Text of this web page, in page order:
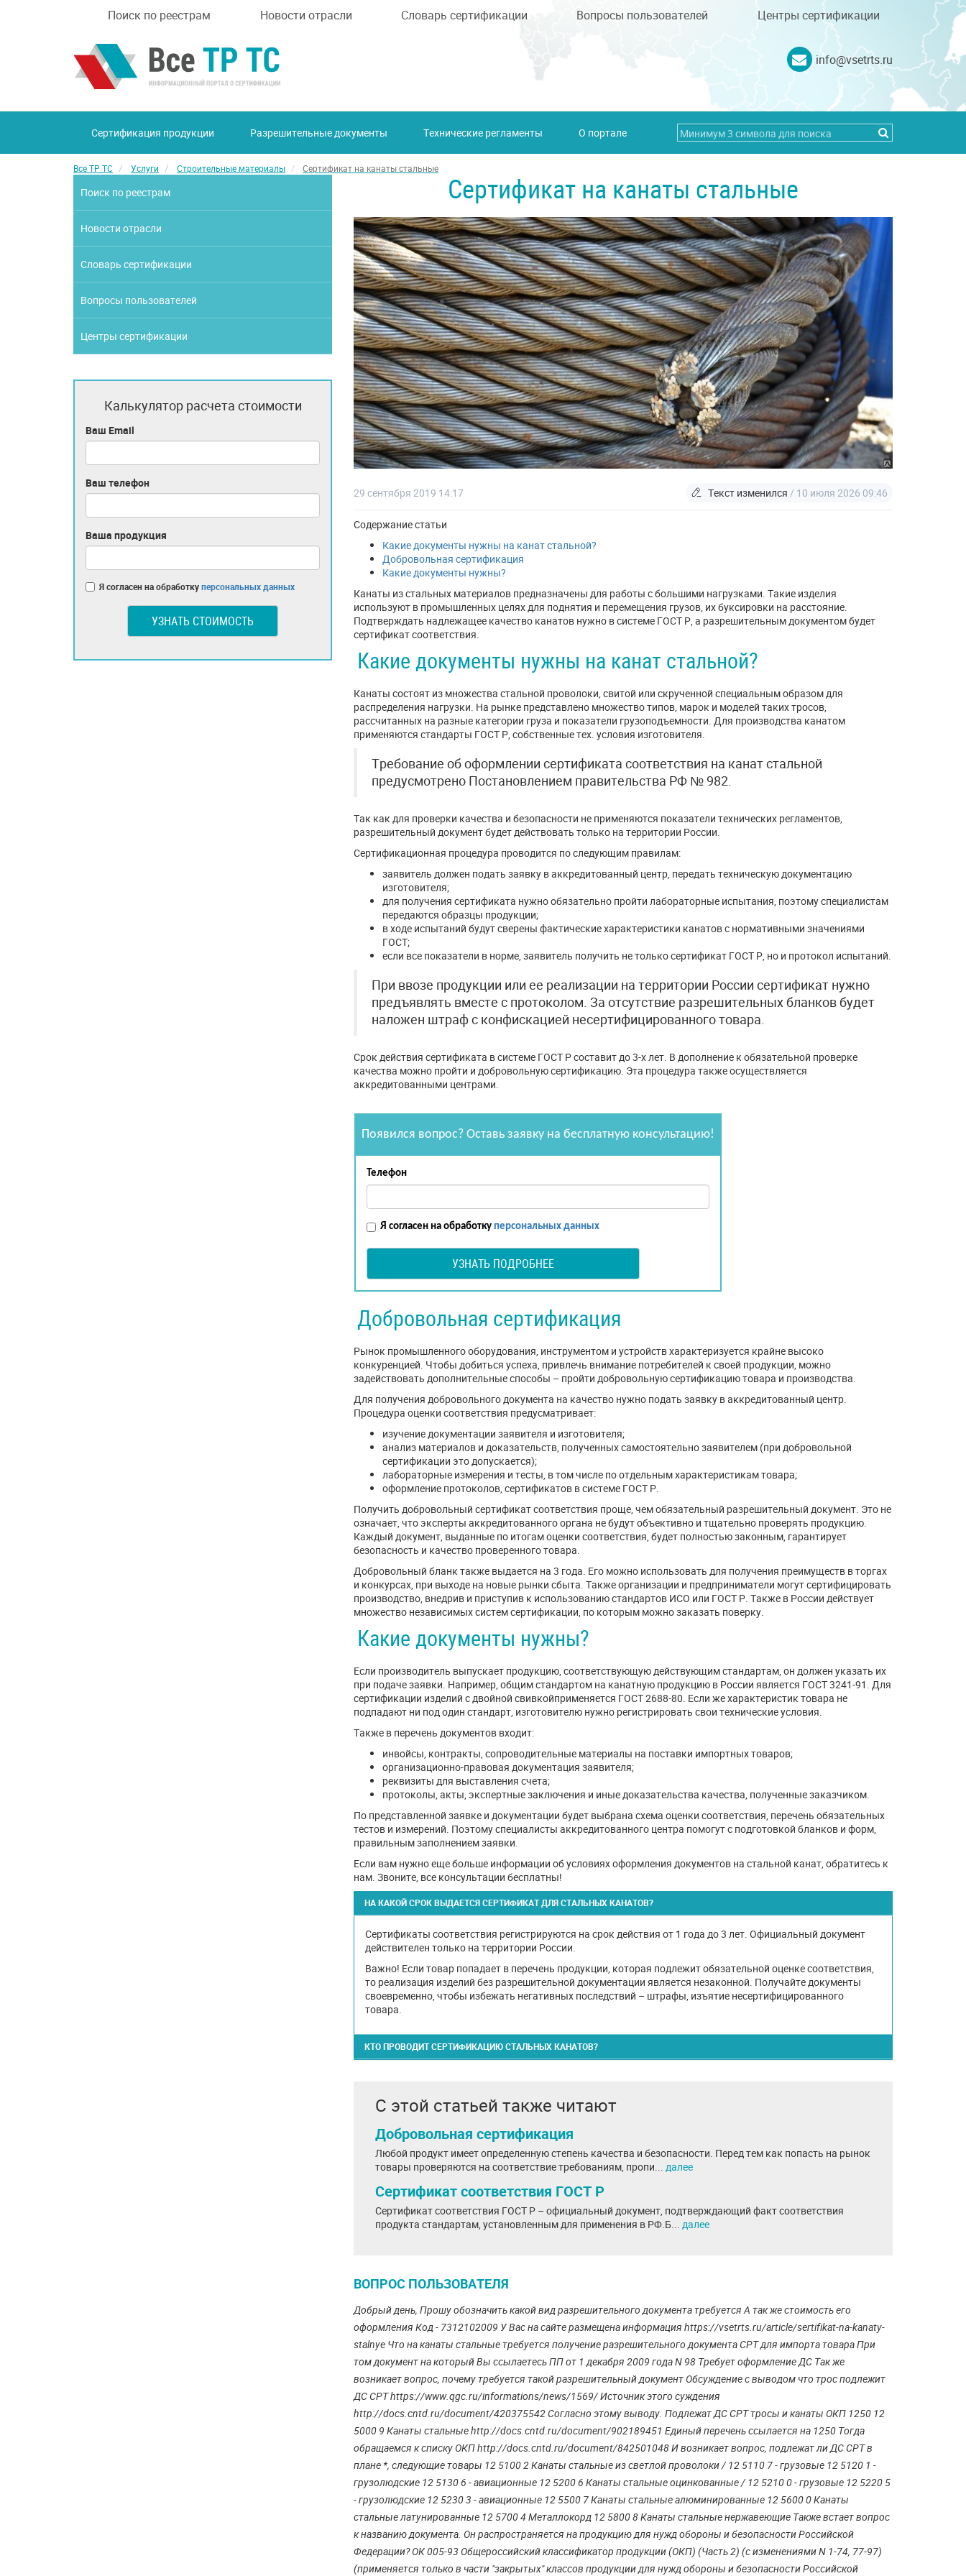
info@vsetrts.ru
Поиск по реестрам Новости отрасли Словарь сертификации Вопросы пользователей Центры сертификации
Сертификация продукции Разрешительные документы Технические регламенты О портале
Все ТР ТС Услуги Строительные материалы Сертификат на канаты стальные
Сертификат на канаты стальные
29 сентября 2019 14:17 Текст изменился / 10 июля 2026 09:46
Содержание статьи
Какие документы нужны на канат стальной?
Добровольная сертификация
Какие документы нужны?
Канаты из стальных материалов предназначены для работы с большими нагрузками. Такие изделия
используют в промышленных целях для поднятия и перемещения грузов, их буксировки на расстояние.
Подтверждать надлежащее качество канатов нужно в системе ГОСТ Р, а разрешительным документом будет
сертификат соответствия.
Какие документы нужны на канат стальной?
Канаты состоят из множества стальной проволоки, свитой или скрученной специальным образом для
распределения нагрузки. На рынке представлено множество типов, марок и моделей таких тросов,
рассчитанных на разные категории груза и показатели грузоподъемности. Для производства канатом
применяются стандарты ГОСТ Р, собственные тех. условия изготовителя.
Требование об оформлении сертификата соответствия на канат стальной
предусмотрено Постановлением правительства РФ № 982.
Так как для проверки качества и безопасности не применяются показатели технических регламентов,
разрешительный документ будет действовать только на территории России.
Сертификационная процедура проводится по следующим правилам:
заявитель должен подать заявку в аккредитованный центр, передать техническую документацию
изготовителя;
для получения сертификата нужно обязательно пройти лабораторные испытания, поэтому специалистам
передаются образцы продукции;
в ходе испытаний будут сверены фактические характеристики канатов с нормативными значениями
ГОСТ;
если все показатели в норме, заявитель получить не только сертификат ГОСТ Р, но и протокол испытаний.
При ввозе продукции или ее реализации на территории России сертификат нужно
предъявлять вместе с протоколом. За отсутствие разрешительных бланков будет
наложен штраф с конфискацией несертифицированного товара.
Срок действия сертификата в системе ГОСТ Р составит до 3-х лет. В дополнение к обязательной проверке
качества можно пройти и добровольную сертификацию. Эта процедура также осуществляется
аккредитованными центрами.
Появился вопрос? Оставь заявку на бесплатную консультацию!
Телефон
Я согласен на обработку персональных данных
УЗНАТЬ ПОДРОБНЕЕ
Добровольная сертификация
Рынок промышленного оборудования, инструментом и устройств характеризуется крайне высоко
конкуренцией. Чтобы добиться успеха, привлечь внимание потребителей к своей продукции, можно
задействовать дополнительные способы – пройти добровольную сертификацию товара и производства.
Для получения добровольного документа на качество нужно подать заявку в аккредитованный центр.
Процедура оценки соответствия предусматривает:
изучение документации заявителя и изготовителя;
анализ материалов и доказательств, полученных самостоятельно заявителем (при добровольной
сертификации это допускается);
лабораторные измерения и тесты, в том числе по отдельным характеристикам товара;
оформление протоколов, сертификатов в системе ГОСТ Р.
Получить добровольный сертификат соответствия проще, чем обязательный разрешительный документ. Это не
означает, что эксперты аккредитованного органа не будут объективно и тщательно проверять продукцию.
Каждый документ, выданные по итогам оценки соответствия, будет полностью законным, гарантирует
безопасность и качество проверенного товара.
Добровольный бланк также выдается на 3 года. Его можно использовать для получения преимуществ в торгах
и конкурсах, при выходе на новые рынки сбыта. Также организации и предприниматели могут сертифицировать
производство, внедрив и приступив к использованию стандартов ИСО или ГОСТ Р. Также в России действует
множество независимых систем сертификации, по которым можно заказать поверку.
Какие документы нужны?
Если производитель выпускает продукцию, соответствующую действующим стандартам, он должен указать их
при подаче заявки. Например, общим стандартом на канатную продукцию в России является ГОСТ 3241-91. Для
сертификации изделий с двойной свивкойприменяется ГОСТ 2688-80. Если же характеристик товара не
подпадают ни под один стандарт, изготовителю нужно регистрировать свои технические условия.
Также в перечень документов входит:
инвойсы, контракты, сопроводительные материалы на поставки импортных товаров;
организационно-правовая документация заявителя;
реквизиты для выставления счета;
протоколы, акты, экспертные заключения и иные доказательства качества, полученные заказчиком.
По представленной заявке и документации будет выбрана схема оценки соответствия, перечень обязательных
тестов и измерений. Поэтому специалисты аккредитованного центра помогут с подготовкой бланков и форм,
правильным заполнением заявки.
Если вам нужно еще больше информации об условиях оформления документов на стальной канат, обратитесь к
нам. Звоните, все консультации бесплатны!
НА КАКОЙ СРОК ВЫДАЕТСЯ СЕРТИФИКАТ ДЛЯ СТАЛЬНЫХ КАНАТОВ?
Сертификаты соответствия регистрируются на срок действия от 1 года до 3 лет. Официальный документ
действителен только на территории России.
Важно! Если товар попадает в перечень продукции, которая подлежит обязательной оценке соответствия,
то реализация изделий без разрешительной документации является незаконной. Получайте документы
своевременно, чтобы избежать негативных последствий – штрафы, изъятие несертифицированного
товара.
КТО ПРОВОДИТ СЕРТИФИКАЦИЮ СТАЛЬНЫХ КАНАТОВ?
С этой статьей также читают
Добровольная сертификация
Любой продукт имеет определенную степень качества и безопасности. Перед тем как попасть на рынок
товары проверяются на соответствие требованиям, пропи... далее
Сертификат соответствия ГОСТ Р
Сертификат соответствия ГОСТ Р – официальный документ, подтверждающий факт соответствия
продукта стандартам, установленным для применения в РФ.Б... далее
ВОПРОС ПОЛЬЗОВАТЕЛЯ
Добрый день, Прошу обозначить какой вид разрешительного документа требуется А так же стоимость его
оформления Код - 7312102009 У Вас на сайте размещена информация https://vsetrts.ru/article/sertifikat-na-kanaty-
stalnye Что на канаты стальные требуется получение разрешительного документа СРТ для импорта товара При
том документ на который Вы ссылаетесь ПП от 1 декабря 2009 года N 98 Требует оформление ДС Так же
возникает вопрос, почему требуется такой разрешительный документ Обсуждение с выводом что трос подлежит
ДС СРТ https://www.qgc.ru/informations/news/1569/ Источник этого суждения
http://docs.cntd.ru/document/420375542 Согласно этому выводу. Подлежат ДС СРТ тросы и канаты ОКП 1250 12
5000 9 Канаты стальные http://docs.cntd.ru/document/902189451 Единый перечень ссылается на 1250 Тогда
обращаемся к списку ОКП http://docs.cntd.ru/document/842501048 И возникает вопрос, подлежат ли ДС СРТ в
плане *, следующие товары 12 5100 2 Канаты стальные из светлой проволоки / 12 5110 7 - грузовые 12 5120 1 -
грузолюдские 12 5130 6 - авиационные 12 5200 6 Канаты стальные оцинкованные / 12 5210 0 - грузовые 12 5220 5
- грузолюдские 12 5230 3 - авиационные 12 5500 7 Канаты стальные алюминированные 12 5600 0 Канаты
стальные латунированные 12 5700 4 Металлокорд 12 5800 8 Канаты стальные нержавеющие Также встает вопрос
к названию документа. Он распространяется на продукцию для нужд обороны и безопасности Российской
Федерации? ОК 005-93 Общероссийский классификатор продукции (ОКП) (Часть 2) (с изменениями N 1-74, 77-97)
(применяется только в части "закрытых" классов продукции для нужд обороны и безопасности Российской
Поиск по реестрам
Новости отрасли
Словарь сертификации
Вопросы пользователей
Центры сертификации
Калькулятор расчета стоимости
Ваш Email
Ваш телефон
Ваша продукция
Я согласен на обработкуперсональных данных
УЗНАТЬ СТОИМОСТЬ